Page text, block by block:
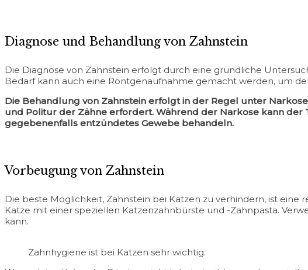
Diagnose und Behandlung von Zahnstein
Die Diagnose von Zahnstein erfolgt durch eine gründliche
Bedarf kann auch eine Röntgenaufnahme gemacht werden, um
Die Behandlung von Zahnstein erfolgt in der Regel unter
und Politur der Zähne erfordert. Während der Narkose kann
gegebenenfalls entzündetes Gewebe behandeln.
Vorbeugung von Zahnstein
Die beste Möglichkeit, Zahnstein bei Katzen zu verhindern, ist
Katze mit einer speziellen Katzenzahnbürste und -Zahnpasta.
kann.
Zahnhygiene ist bei Katzen sehr wichtig.